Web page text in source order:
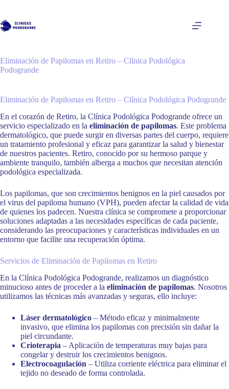
contenido
Eliminación de Papilomas en Retiro – Clínica Podológica
Podogrande
Eliminación de Papilomas en Retiro – Clínica Podológica Podogrande
En el corazón de Retiro, la Clínica Podológica Podogrande ofrece un
servicio especializado en la eliminación de papilomas. Este problema
dermatológico, que puede surgir en diversas partes del cuerpo, requiere
un tratamiento profesional y eficaz para garantizar la salud y bienestar
de nuestros pacientes. Retiro, conocido por su hermoso parque y
ambiente tranquilo, también alberga a muchos que necesitan atención
podológica especializada.
Los papilomas, que son crecimientos benignos en la piel causados por
el virus del papiloma humano (VPH), pueden afectar la calidad de vida
de quienes los padecen. Nuestra clínica se compromete a proporcionar
soluciones adaptadas a las necesidades específicas de cada paciente,
considerando las preocupaciones y características individuales en un
entorno que facilite una recuperación óptima.
Servicios de Eliminación de Papilomas en Retiro
En la Clínica Podológica Podogrande, realizamos un diagnóstico
minucioso antes de proceder a la eliminación de papilomas. Nosotros
utilizamos las técnicas más avanzadas y seguras, ello incluye:
Láser dermatológico – Método eficaz y minimalmente
invasivo, que elimina los papilomas con precisión sin dañar la
piel circundante.
Crioterapia – Aplicación de temperaturas muy bajas para
congelar y destruir los crecimientos benignos.
Electrocoagulación – Utiliza corriente eléctrica para eliminar el
tejido no deseado de forma controlada.